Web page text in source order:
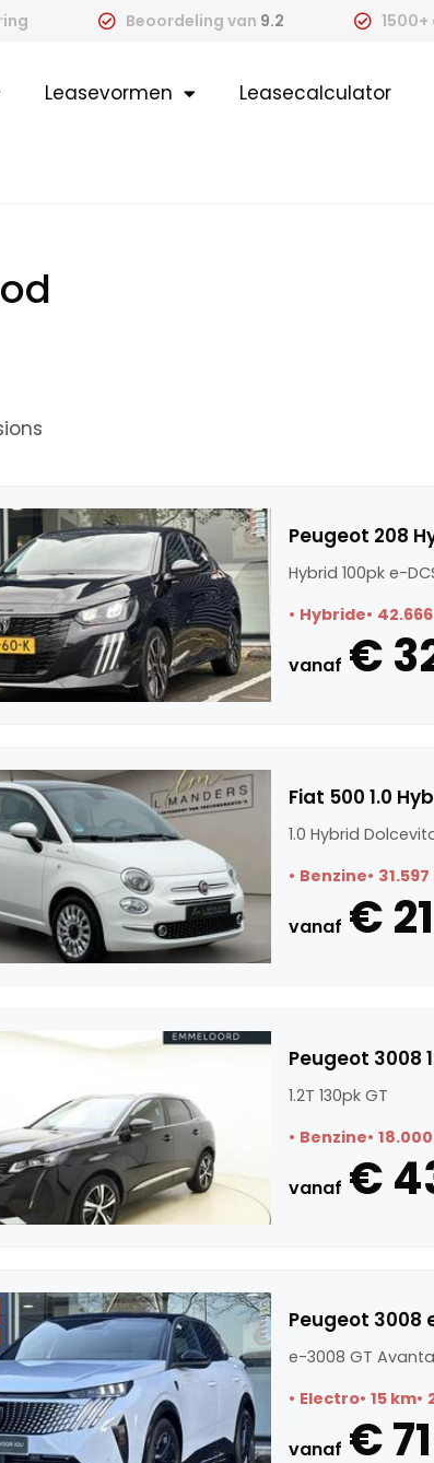
Beoordeling van 9.2
Leasevormen Leasecalculator
Peugeot 208
Hybrid 100pk e-
Hybride
vanaf €
Fiat 500 1.0
1.0 Hybrid
Benzine
vanaf €
Peugeot 3008
1.2T 130pk GT
Benzine
vanaf €
Peugeot 3008
e-3008 GT
Electro 15 km
vanaf €